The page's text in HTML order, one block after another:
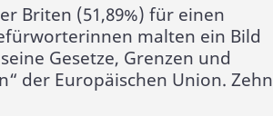
Briten (51,89%) für einen
malten ein Bild
Gesetze, Grenzen und
der Europäischen Union. Zehn